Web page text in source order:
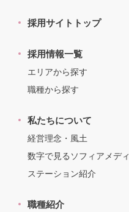
採用サイトトップ
採用情報一覧
エリアから探す
職種から探す
私たちについて
経営理念・風土
数字で見るソフィアメディ
ステーション紹介
職種紹介